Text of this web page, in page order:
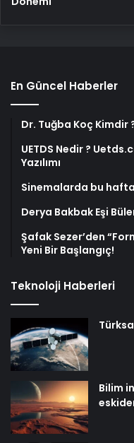
En Güncel Haberler
Dr. Tuğba Koç Kimdir
UETDS Nedir ?
Yazılımı
Sinemalarda bu hafta
Derya Bakbak Eşi
Şafak Sezer’den
Yeni Bir Başlangıç!
Teknoloji Haberleri
Bilim